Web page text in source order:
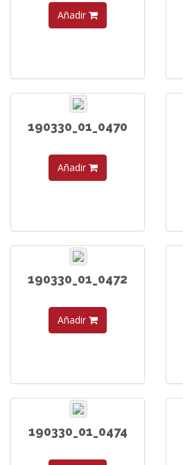
Añadir
190330_01_0470
Añadir
190330_01_0472
Añadir
190330_01_0474